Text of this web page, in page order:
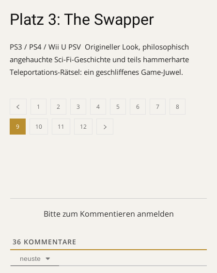
Platz 3: The Swapper
PS3 / PS4 / Wii U PSV  Origineller Look, philosophisch
angehauchte Sci-Fi-Geschichte und teils hammerharte
Teleportations-Rätsel: ein geschliffenes Game-Juwel.
1 2 3 4 5 6 7 8
9 10 11 12
Bitte zum Kommentieren anmelden
36 KOMMENTARE
neuste